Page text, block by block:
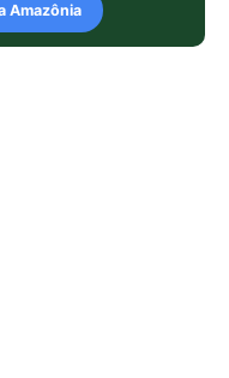
Amazônia